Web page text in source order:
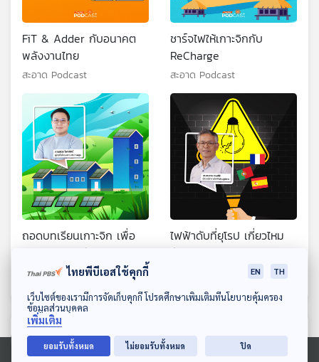
ดาวน์โหลด Thai PBS Podcast Application
FiT & Adder กับอนาคต
พลังงานไทย
สะอาด Podcast
ชาร์จไฟให้เกาะจิกกับ
ReCharge
สะอาด Podcast
ถอดบทเรียนเกาะจิก เพื่อ
ขยายโมเดลพลังงานสะอาด
สะอาด Podcast
ไฟฟ้าดับที่ยุโรป เกี่ยวไหม
กับไฟสะอาด
ตอนที่เกี่ยวข้อง
ไทยพีบีเอสใช้คุกกี้ EN TH
เว็บไซต์ของเรามีการจัดเก็บคุกกี้ โปรดศึกษาเพิ่มเติมที่นโยบายคุ้มครอง
ข้อมูลส่วนบุคคล
เพิ่มเติม
ยอมรับทั้งหมด ไม่ยอมรับทั้งหมด ปิด